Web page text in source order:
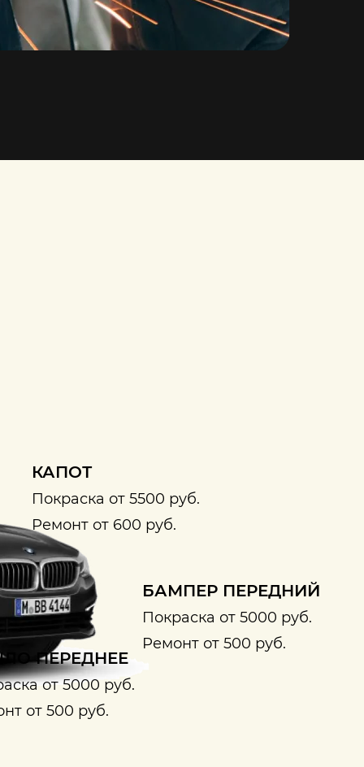
КАПОТ
Покраска от 5500 руб.
Ремонт от 600 руб.
БАМПЕР ПЕРЕДНИЙ
Покраска от 5000 руб.
Ремонт от 500 руб.
ПЕРЕДНЕЕ
от 5000 руб.
от 500 руб.